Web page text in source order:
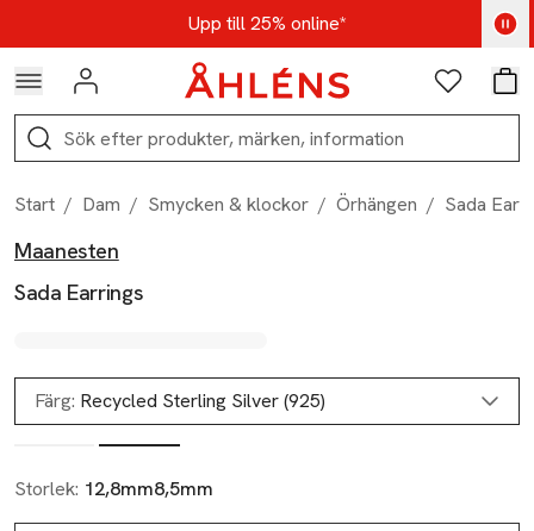
Hoppa till navigationsmenynUpp till 25% online*
Kod: AUG25 - Shoppa nu
Logga in Favoriter
Sök
Start / Dam / Smycken & klockor / Örhängen / Sada
Produktbilder
Hoppa över bildspelet
Maanesten
Sada Earrings
Färg: Recycled Sterling Silver (925)
Storlek: 12,8mm8,5mm
Produktinformation